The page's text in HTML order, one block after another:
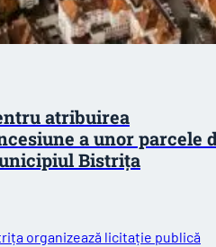
atribuirea
a unor parcele
Bistriţa
organizează licitație publică